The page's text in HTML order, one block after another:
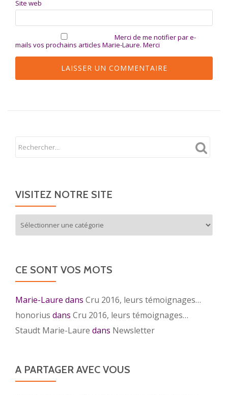
Site web
Merci de me notifier par e-
mails vos prochains articles Marie-Laure. Merci
VISITEZ NOTRE SITE
notre
CE SONT VOS MOTS
Marie-Laure dans Cru 2016, leurs témoignages…
honorius dans Cru 2016, leurs témoignages…
Staudt Marie-Laure dans Newsletter
A PARTAGER AVEC VOUS